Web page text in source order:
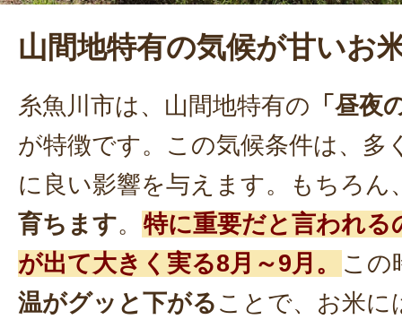
山間地特有の気候が甘いお
糸魚川市は、山間地特有の 「昼夜
が特徴です。この気候条件は、多
に良い影響を与えます。もちろん
育ちます。 特に重要だと言われる
が出て大きく実る8月～9月。
この
温がグッと下がる ことで、お米に